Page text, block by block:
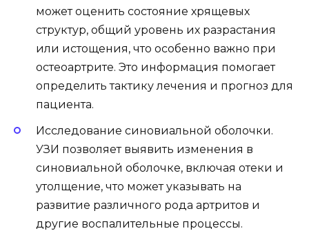
может оценить состояние хрящевых
структур, общий уровень их разрастания
или истощения, что особенно важно при
остеоартрите. Это информация помогает
определить тактику лечения и прогноз для
пациента.
Исследование синовиальной оболочки.
УЗИ позволяет выявить изменения в
синовиальной оболочке, включая отеки и
утолщение, что может указывать на
развитие различного рода артритов и
другие воспалительные процессы.